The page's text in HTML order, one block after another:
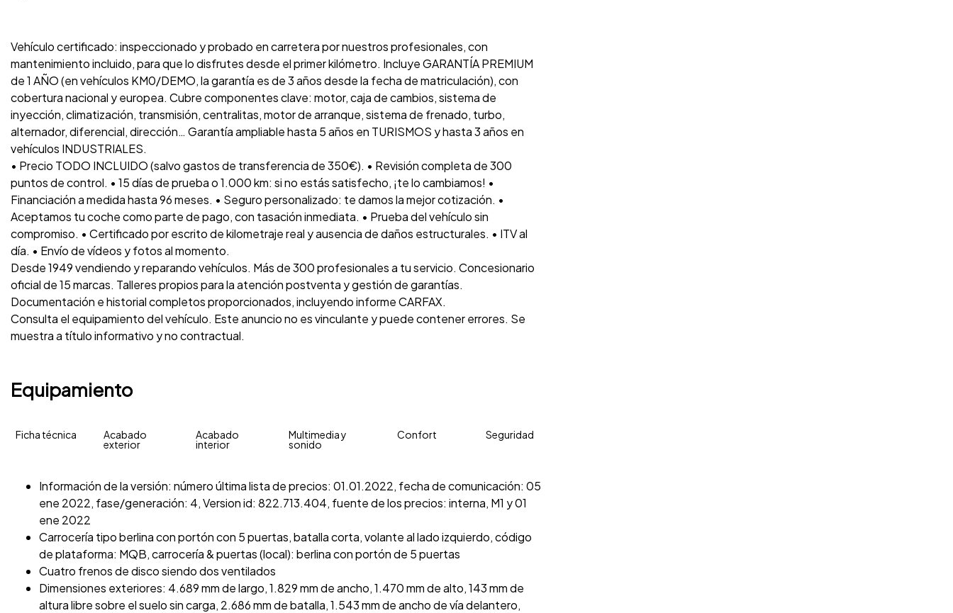
Vehículo certificado: inspeccionado y probado en carretera por nuestros profesionales, con
mantenimiento incluido, para que lo disfrutes desde el primer kilómetro. Incluye GARANTÍA PREMIUM
de 1 AÑO (en vehículos KM0/DEMO, la garantía es de 3 años desde la fecha de matriculación), con
cobertura nacional y europea. Cubre componentes clave: motor, caja de cambios, sistema de
inyección, climatización, transmisión, centralitas, motor de arranque, sistema de frenado, turbo,
alternador, diferencial, dirección… Garantía ampliable hasta 5 años en TURISMOS y hasta 3 años en
vehículos INDUSTRIALES.
• Precio TODO INCLUIDO (salvo gastos de transferencia de 350€). • Revisión completa de 300
puntos de control. • 15 días de prueba o 1.000 km: si no estás satisfecho, ¡te lo cambiamos! •
Financiación a medida hasta 96 meses. • Seguro personalizado: te damos la mejor cotización. •
Aceptamos tu coche como parte de pago, con tasación inmediata. • Prueba del vehículo sin
compromiso. • Certificado por escrito de kilometraje real y ausencia de daños estructurales. • ITV al
día. • Envío de vídeos y fotos al momento.
Desde 1949 vendiendo y reparando vehículos. Más de 300 profesionales a tu servicio. Concesionario
oficial de 15 marcas. Talleres propios para la atención postventa y gestión de garantías.
Documentación e historial completos proporcionados, incluyendo informe CARFAX.
Consulta el equipamiento del vehículo. Este anuncio no es vinculante y puede contener errores. Se
muestra a título informativo y no contractual.
Equipamiento
Ficha técnica
Información de la versión: número última lista de precios: 01.01.2022, fecha de comunicación: 05
ene 2022, fase/generación: 4, Version id: 822.713.404, fuente de los precios: interna, M1 y 01
ene 2022
Carrocería tipo berlina con portón con 5 puertas, batalla corta, volante al lado izquierdo, código
de plataforma: MQB, carrocería & puertas (local): berlina con portón de 5 puertas
Cuatro frenos de disco siendo dos ventilados
Dimensiones exteriores: 4.689 mm de largo, 1.829 mm de ancho, 1.470 mm de alto, 143 mm de
altura libre sobre el suelo sin carga, 2.686 mm de batalla, 1.543 mm de ancho de vía delantero,
Acabado
exterior
Acabado
interior
Multimedia y
sonido
Confort Seguridad